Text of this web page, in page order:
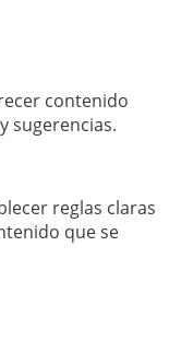
contenido
sugerencias.
reglas claras
que se